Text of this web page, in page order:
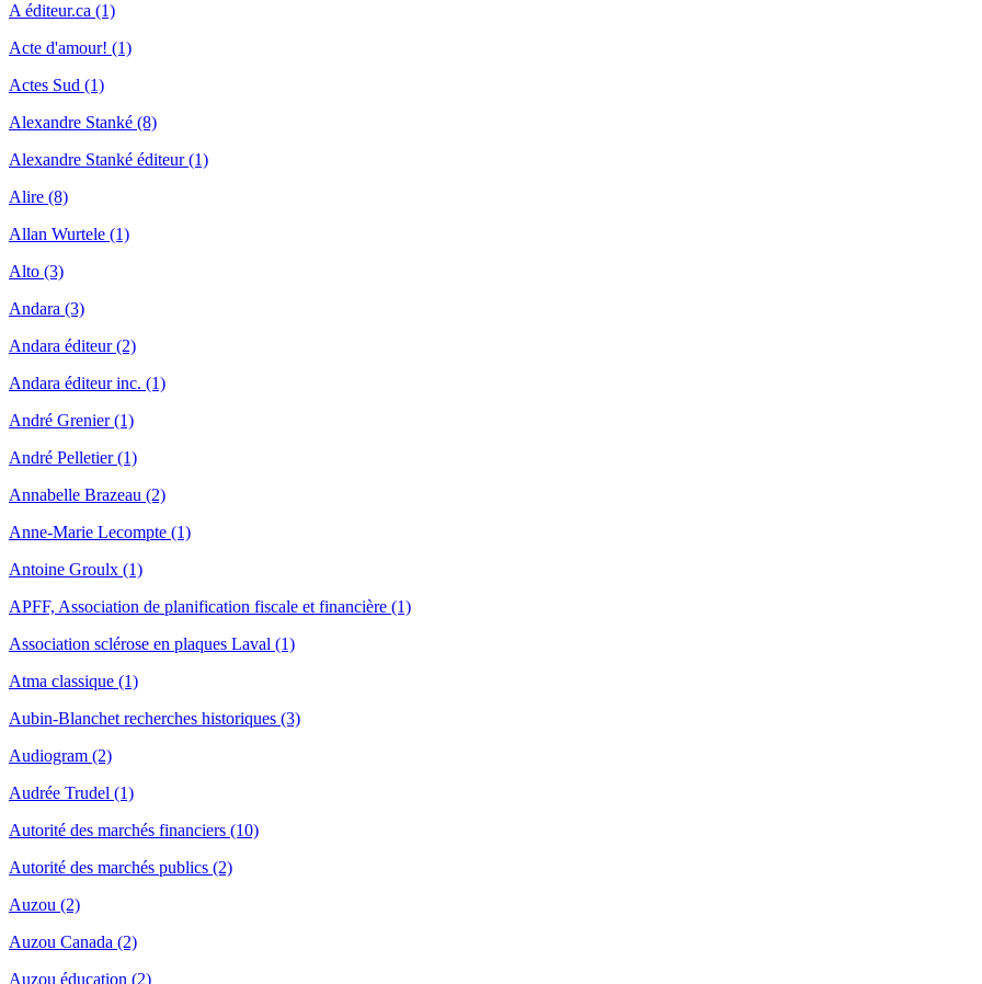
A éditeur.ca (1)
Acte d'amour! (1)
Actes Sud (1)
Alexandre Stanké (8)
Alexandre Stanké éditeur (1)
Alire (8)
Allan Wurtele (1)
Alto (3)
Andara (3)
Andara éditeur (2)
Andara éditeur inc. (1)
André Grenier (1)
André Pelletier (1)
Annabelle Brazeau (2)
Anne-Marie Lecompte (1)
Antoine Groulx (1)
APFF, Association de planification fiscale et financière (1)
Association sclérose en plaques Laval (1)
Atma classique (1)
Aubin-Blanchet recherches historiques (3)
Audiogram (2)
Audrée Trudel (1)
Autorité des marchés financiers (10)
Autorité des marchés publics (2)
Auzou (2)
Auzou Canada (2)
Auzou éducation (2)